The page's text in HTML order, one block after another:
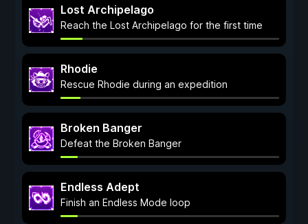
Lost Archipelago
Reach the Lost Archipelago for the first time
Rhodie
Rescue Rhodie during an expedition
Broken Banger
Defeat the Broken Banger
Endless Adept
Finish an Endless Mode loop